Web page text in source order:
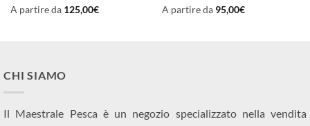
A partire da 125,00€ A partire da 95,00€
CHI SIAMO
Il Maestrale Pesca è un negozio specializzato nella vendita